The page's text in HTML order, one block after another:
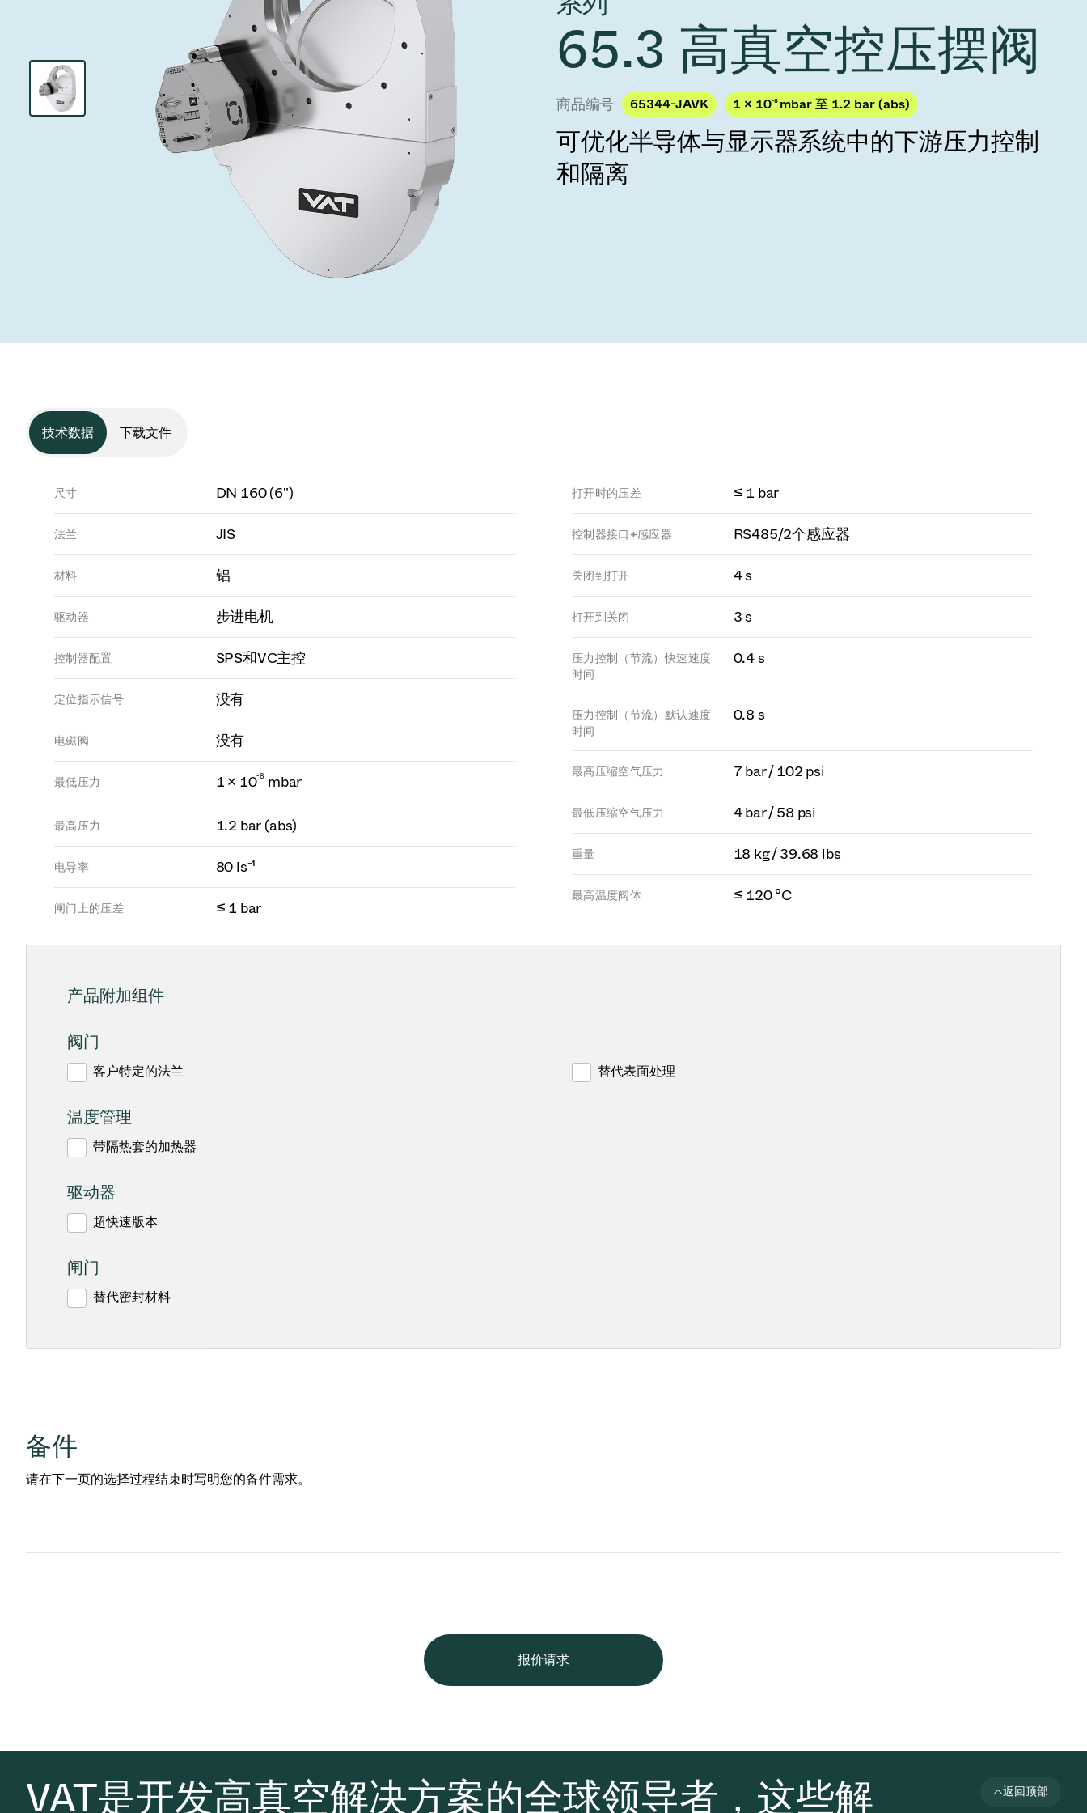
Semicon Taiwan 2026
year 2026 Results
Ad hoc announcement pursuant to Art. 53
LR
Ad hoc announcement pursuant to Art. 53
LR
泄压/排气阀
气体计量/漏气阀
3位置真空阀
真空止回阀
快关 / 束流阻挡器阀
真空传输阀
离子植入术
化学气相沉积
OLED喷墨打印
半导体无尘系统
真空干燥
真空灭菌
药品冷冻干燥
研究
您的应用
Analyst coverage
Contact for investors
News services
供应链管理
65.3 高真空控压摆阀
商品编号 65344-JAVK 1 × 10-8 mbar 至 1.2 bar (abs)
可优化半导体与显示器系统中的下游压力控制
和隔离
技术数据 下载文件
尺寸 DN 160 (6")
法兰 JIS
材料 铝
驱动器 步进电机
控制器配置 SPS和VC主控
定位指示信号 没有
电磁阀 没有
最低压力 1 × 10-8 mbar
最高压力 1.2 bar (abs)
电导率 80 ls⁻¹
闸门上的压差 ≤ 1 bar
打开时的压差 ≤ 1 bar
控制器接口+感应器 RS485/2个感应器
关闭到打开 4 s
打开到关闭 3 s
压力控制（节流）快速速度
时间
0.4 s
压力控制（节流）默认速度
时间
0.8 s
最高压缩空气压力 7 bar / 102 psi
最低压缩空气压力 4 bar / 58 psi
重量 18 kg / 39.68 lbs
最高温度阀体 ≤ 120 °C
产品附加组件
阀门
客户特定的法兰 替代表面处理
温度管理
带隔热套的加热器
驱动器
超快速版本
闸门
替代密封材料
备件
请在下一页的选择过程结束时写明您的备件需求。
报价请求
VAT是开发高真空解决方案的全球领导者，这些解 返回顶部